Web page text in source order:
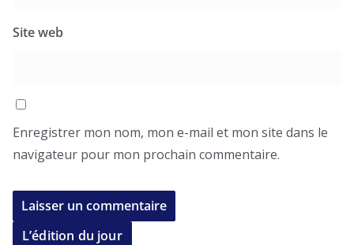
Site web
Enregistrer mon nom, mon e-mail et mon site dans le
navigateur pour mon prochain commentaire.
L’édition du jour